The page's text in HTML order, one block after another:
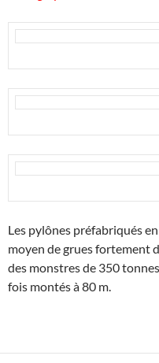
Les pylônes préfabriqués
moyen de grues fortement
des monstres de 350
fois montés à 80 m.